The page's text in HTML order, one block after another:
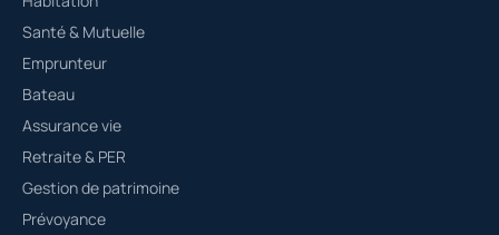
Santé & Mutuelle
Emprunteur
Bateau
Assurance vie
Retraite & PER
Gestion de patrimoine
Prévoyance